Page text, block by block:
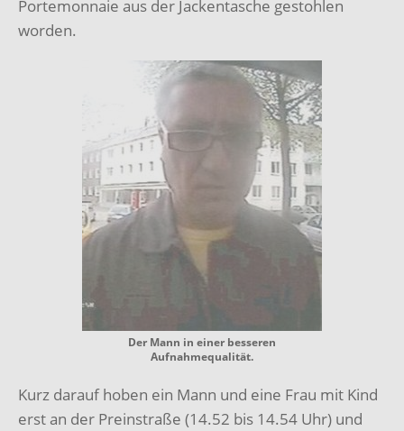
Portemonnaie aus der Jackentasche gestohlen
worden.
Der Mann in einer besseren
Aufnahmequalität.
Kurz darauf hoben ein Mann und eine Frau mit Kind
erst an der Preinstraße (14.52 bis 14.54 Uhr) und